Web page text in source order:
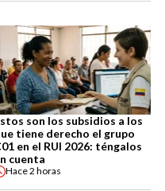
son los subsidios a los
tiene derecho el grupo
en el RUI 2026: téngalos
cuenta
Hace2 horas